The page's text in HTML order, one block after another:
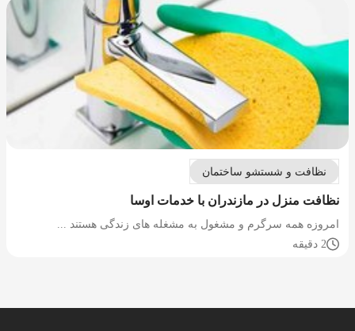
نظافت و شستشو ساختمان
نظافت منزل در مازندران با خدمات اوسا
امروزه همه سرگرم و مشغول به مشغله های زندگی هستند ...
2 دقیقه